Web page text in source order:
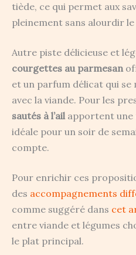
tiède, ce qui permet aux
pleinement sans alourdir le
Autre piste délicieuse et
courgettes au parmesan
et un parfum délicat qui
avec la viande. Pour les
sautés à l’ailapportent une
idéale pour un soir de
compte.
Pour enrichir ces
des accompagnements
comme suggéré dans cet
entre viande et légumes
le plat principal.